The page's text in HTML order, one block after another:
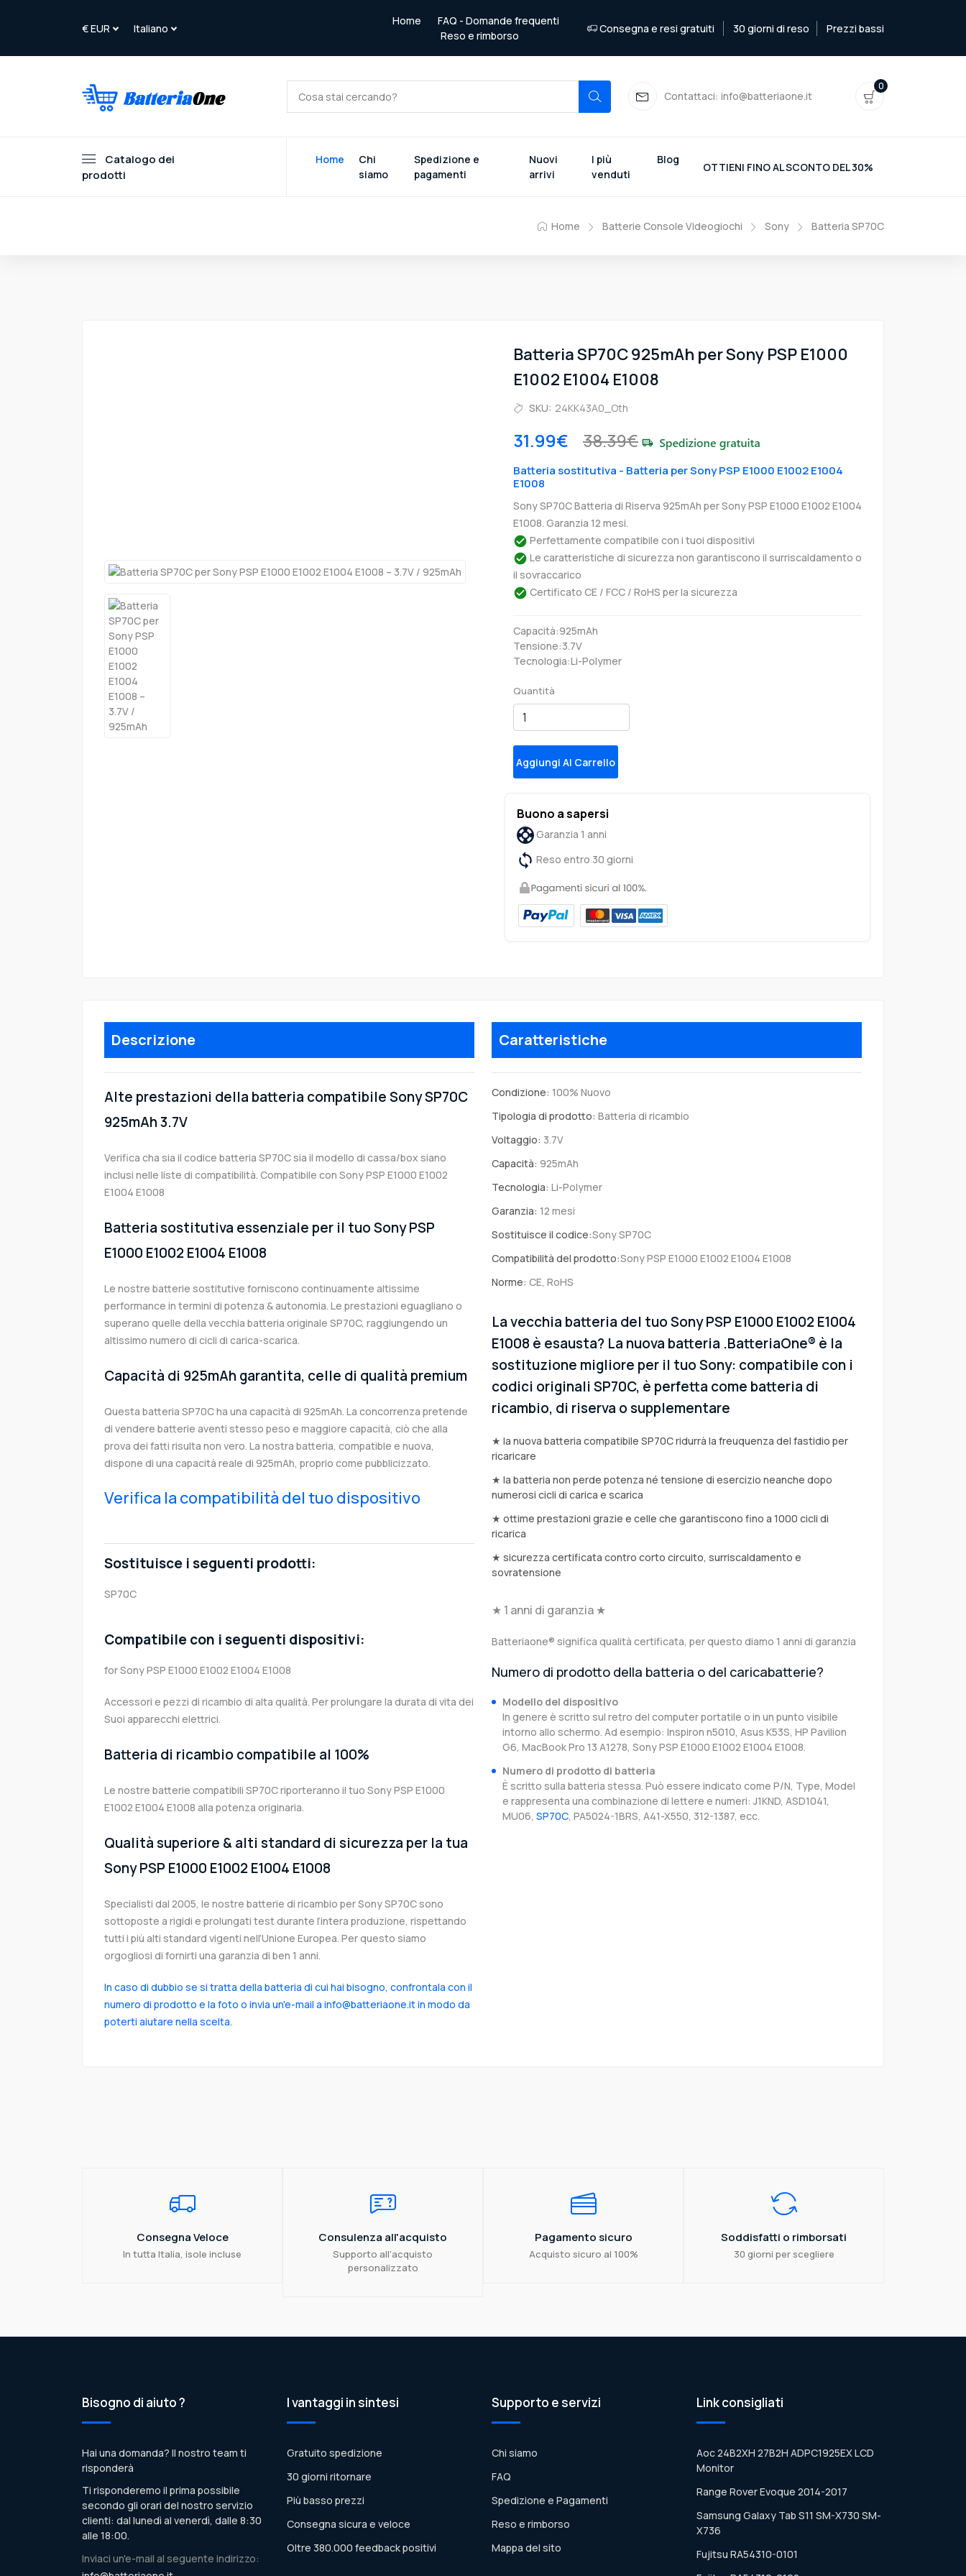
Home
FAQ - Domande frequenti
Reso e rimborso
Consegna e resi gratuiti 30 giorni di reso Prezzi bassi
Contattaci: info@batteriaone.it
0
Catalogo dei
prodotti
Home
Chi
siamo
Spedizione e
pagamenti
Nuovi
arrivi
I più
venduti
Blog
OTTIENI FINO AL SCONTO DEL 30%
Home Batterie Console Videogiochi Sony Batteria SP70C
Batteria SP70C 925mAh per Sony PSP E1000
E1002 E1004 E1008
SKU: 24KK43A0_Oth
31.99€ 38.39€
Batteria sostitutiva - Batteria per Sony PSP E1000 E1002 E1004
E1008
Sony SP70C Batteria di Riserva 925mAh per Sony PSP E1000 E1002 E1004
E1008. Garanzia 12 mesi.
Perfettamente compatibile con i tuoi dispositivi
Le caratteristiche di sicurezza non garantiscono il surriscaldamento o
il sovraccarico
Certificato CE / FCC / RoHS per la sicurezza
Capacità:925mAh
Tensione:3.7V
Tecnologia:Li-Polymer
Quantità
Aggiungi Al Carrello
Buono a sapersi
Garanzia 1 anni
Reso entro 30 giorni
Descrizione
Alte prestazioni della batteria compatibile Sony SP70C
925mAh 3.7V
Verifica cha sia il codice batteria SP70C sia il modello di cassa/box siano
inclusi nelle liste di compatibilità. Compatibile con Sony PSP E1000 E1002
E1004 E1008
Batteria sostitutiva essenziale per il tuo Sony PSP
E1000 E1002 E1004 E1008
Le nostre batterie sostitutive forniscono continuamente altissime
performance in termini di potenza & autonomia. Le prestazioni eguagliano o
superano quelle della vecchia batteria originale SP70C, raggiungendo un
altissimo numero di cicli di carica-scarica.
Capacità di 925mAh garantita, celle di qualità premium
Questa batteria SP70C ha una capacità di 925mAh. La concorrenza pretende
di vendere batterie aventi stesso peso e maggiore capacità, ciò che alla
prova dei fatti risulta non vero. La nostra batteria, compatible e nuova,
dispone di una capacità reale di 925mAh, proprio come pubblicizzato.
Verifica la compatibilità del tuo dispositivo
Sostituisce i seguenti prodotti:
SP70C
Compatibile con i seguenti dispositivi:
for Sony PSP E1000 E1002 E1004 E1008
Accessori e pezzi di ricambio di alta qualità. Per prolungare la durata di vita dei
Suoi apparecchi elettrici.
Batteria di ricambio compatibile al 100%
Le nostre batterie compatibili SP70C riporteranno il tuo Sony PSP E1000
E1002 E1004 E1008 alla potenza originaria.
Qualità superiore & alti standard di sicurezza per la tua
Sony PSP E1000 E1002 E1004 E1008
Specialisti dal 2005, le nostre batterie di ricambio per Sony SP70C sono
sottoposte a rigidi e prolungati test durante l’intera produzione, rispettando
tutti i più alti standard vigenti nell’Unione Europea. Per questo siamo
orgogliosi di fornirti una garanzia di ben 1 anni.
In caso di dubbio se si tratta della batteria di cui hai bisogno, confrontala con il
numero di prodotto e la foto o invia un'e-mail a info@batteriaone.it in modo da
poterti aiutare nella scelta.
Caratteristiche
Condizione: 100% Nuovo
Tipologia di prodotto: Batteria di ricambio
Voltaggio: 3.7V
Capacità: 925mAh
Tecnologia: Li-Polymer
Garanzia: 12 mesi
Sostituisce il codice:Sony SP70C
Compatibilità del prodotto:Sony PSP E1000 E1002 E1004 E1008
Norme: CE, RoHS
La vecchia batteria del tuo Sony PSP E1000 E1002 E1004
E1008 è esausta? La nuova batteria .BatteriaOne® è la
sostituzione migliore per il tuo Sony: compatibile con i
codici originali SP70C, è perfetta come batteria di
ricambio, di riserva o supplementare
★ la nuova batteria compatibile SP70C ridurrà la freuquenza del fastidio per
ricaricare
★ la batteria non perde potenza né tensione di esercizio neanche dopo
numerosi cicli di carica e scarica
★ ottime prestazioni grazie e celle che garantiscono fino a 1000 cicli di
ricarica
★ sicurezza certificata contro corto circuito, surriscaldamento e
sovratensione
★ 1 anni di garanzia ★
Batteriaone® significa qualità certificata, per questo diamo 1 anni di garanzia
Numero di prodotto della batteria o del caricabatterie?
Modello del dispositivo
In genere è scritto sul retro del computer portatile o in un punto visibile
intorno allo schermo. Ad esempio: Inspiron n5010, Asus K53S, HP Pavilion
G6, MacBook Pro 13 A1278, Sony PSP E1000 E1002 E1004 E1008.
Numero di prodotto di batteria
È scritto sulla batteria stessa. Può essere indicato come P/N, Type, Model
e rappresenta una combinazione di lettere e numeri: J1KND, ASD1041,
MU06, SP70C, PA5024-1BRS, A41-X550, 312-1387, ecc.
Consegna Veloce
In tutta Italia, isole incluse
Consulenza all'acquisto
Supporto all'acquisto
personalizzato
Pagamento sicuro
Acquisto sicuro al 100%
Soddisfatti o rimborsati
30 giorni per scegliere
Bisogno di aiuto ?
Hai una domanda? Il nostro team ti
risponderà
Ti risponderemo il prima possibile
secondo gli orari del nostro servizio
clienti: dal lunedì al venerdì, dalle 8:30
alle 18:00.
Inviaci un'e-mail al seguente indirizzo:
I vantaggi in sintesi
Gratuito spedizione
30 giorni ritornare
Più basso prezzi
Consegna sicura e veloce
Oltre 380.000 feedback positivi
Supporto e servizi
Chi siamo
FAQ
Spedizione e Pagamenti
Reso e rimborso
Mappa del sito
Link consigliati
Aoc 24B2XH 27B2H ADPC1925EX LCD
Monitor
Range Rover Evoque 2014-2017
Samsung Galaxy Tab S11 SM-X730 SM-
X736
Fujitsu RA54310-0101